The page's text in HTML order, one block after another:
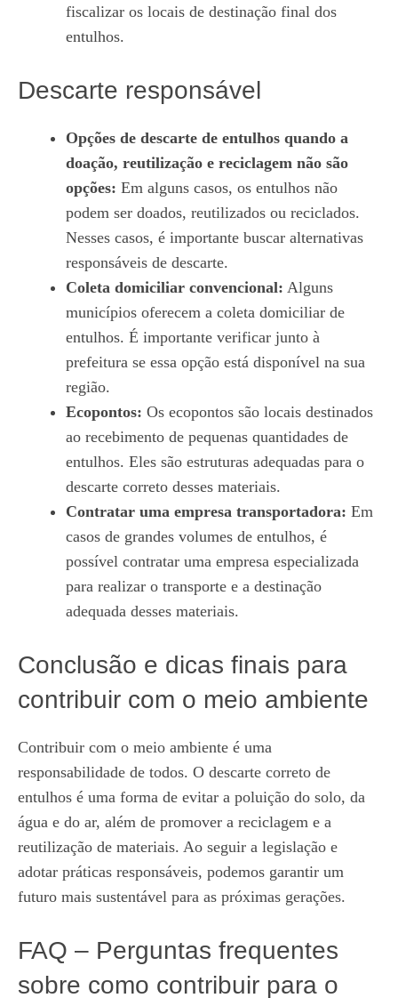
fiscalizar os locais de destinação final dos
entulhos.
Descarte responsável
Opções de descarte de entulhos quando a
doação, reutilização e reciclagem não são
opções: Em alguns casos, os entulhos não
podem ser doados, reutilizados ou reciclados.
Nesses casos, é importante buscar alternativas
responsáveis de descarte.
Coleta domiciliar convencional: Alguns
municípios oferecem a coleta domiciliar de
entulhos. É importante verificar junto à
prefeitura se essa opção está disponível na sua
região.
Ecopontos: Os ecopontos são locais destinados
ao recebimento de pequenas quantidades de
entulhos. Eles são estruturas adequadas para o
descarte correto desses materiais.
Contratar uma empresa transportadora: Em
casos de grandes volumes de entulhos, é
possível contratar uma empresa especializada
para realizar o transporte e a destinação
adequada desses materiais.
Conclusão e dicas finais para
contribuir com o meio ambiente
Contribuir com o meio ambiente é uma
responsabilidade de todos. O descarte correto de
entulhos é uma forma de evitar a poluição do solo, da
água e do ar, além de promover a reciclagem e a
reutilização de materiais. Ao seguir a legislação e
adotar práticas responsáveis, podemos garantir um
futuro mais sustentável para as próximas gerações.
FAQ – Perguntas frequentes
sobre como contribuir para o